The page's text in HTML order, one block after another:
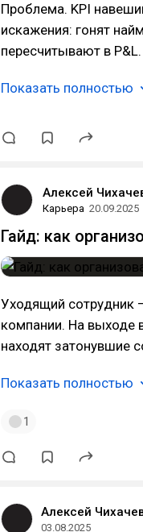
Проблема. KPI
искажения: гонят
пересчитывают в P&L.
Показать полностью
Алексей
Карьера 20.09.2025
Гайд: как
Уходящий сотрудник
компании. На выходе
находят затонувшие
Показать полностью
1
Алексей
03.08.2025